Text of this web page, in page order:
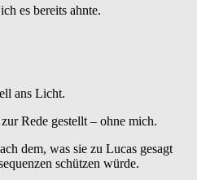
es bereits ahnte.
ans Licht.
Rede gestellt – ohne mich.
dem, was sie zu Lucas gesagt
schützen würde.